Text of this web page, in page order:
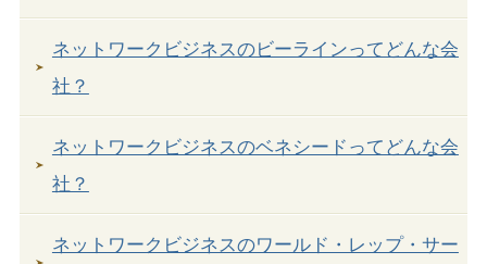
ネットワークビジネスのビーラインってどんな会
社？
ネットワークビジネスのベネシードってどんな会
社？
ネットワークビジネスのワールド・レップ・サー